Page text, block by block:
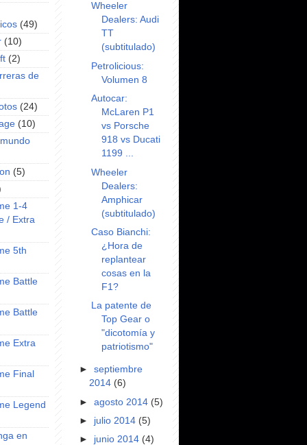
(49)
(10)
(2)
de
(24)
(10)
(5)
1-4
/ Extra
5th
Battle
Battle
Extra
Final
Legend
en
Wheeler
Dealers: Audi
TT
(subtitulado)
Petrolicious:
Volumen 8
Autocar:
McLaren P1
vs Porsche
918 vs Ducati
1199 ...
Wheeler
Dealers:
Amphicar
(subtitulado)
Caso Bianchi:
¿Hora de
replantear
cosas en la
F1?
La patente de
Top Gear o
"dicotomía y
patriotismo"
►septiembre
2014 (6)
►agosto 2014 (5)
► julio 2014 (5)
► junio 2014 (4)